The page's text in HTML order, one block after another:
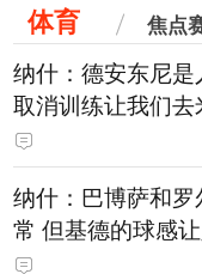
体育 焦点
纳什：德安东尼
取消训练让我们
纳什：巴博萨和罗
常 但基德的球感